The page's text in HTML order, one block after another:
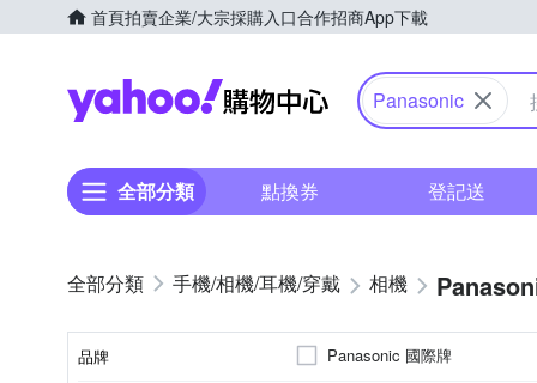
首頁拍賣企業/大宗採購入口合作招商App下載
Yahoo購物中心
Panasonic
全部分類 點換券 登記送
手機/相機/耳機/穿戴 相機
品牌 Panasonic 國際牌